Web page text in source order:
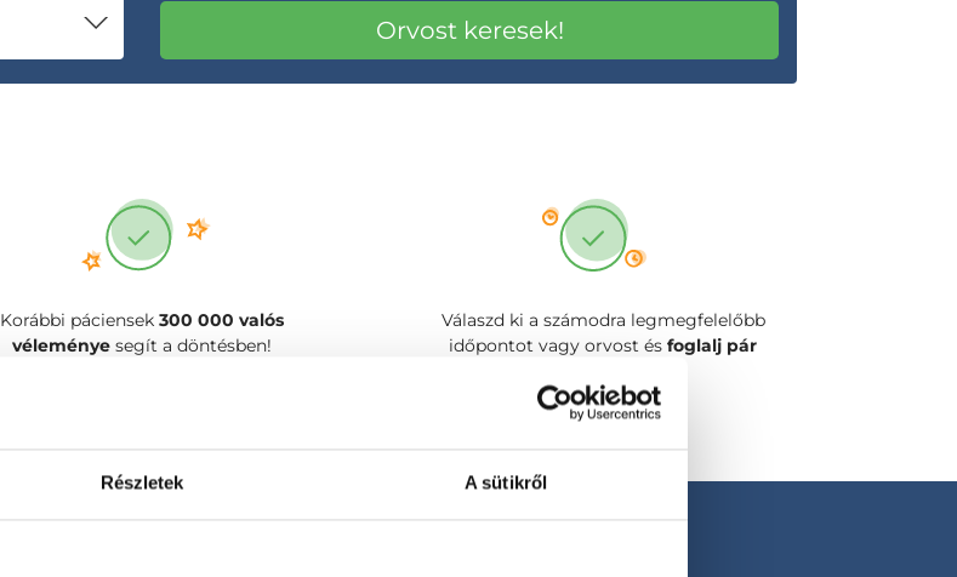
Részletek A sütikről
Korábbi páciensek 300 000 valós
véleménye segít a döntésben!
Válaszd ki a számodra legmegfelelőbb
időpontot vagy orvost és foglalj pár